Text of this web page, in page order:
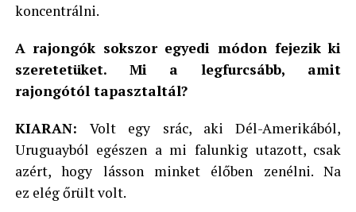
koncentrálni.
A rajongók sokszor egyedi módon fejezik ki
szeretetüket. Mi a legfurcsább, amit
rajongótól tapasztaltál?
KIARAN: Volt egy srác, aki Dél-Amerikából,
Uruguayból egészen a mi falunkig utazott, csak
azért, hogy lásson minket élőben zenélni. Na
ez elég őrült volt.